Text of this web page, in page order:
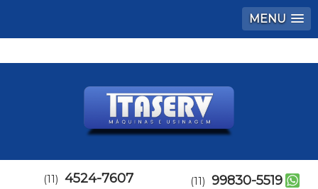
MENU
(11) 4524-7607 (11) 99830-5519